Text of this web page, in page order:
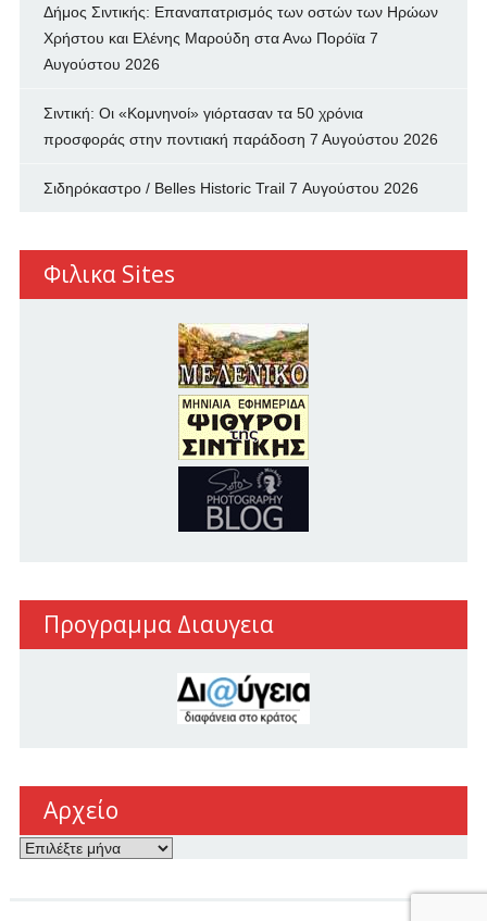
Δήμος Σιντικής: Επαναπατρισμός των oστών των Ηρώων
Χρήστου και Ελένης Μαρούδη στα Ανω Πορόϊα 7
Αυγούστου 2026
Σιντική: Οι «Κομνηνοί» γιόρτασαν τα 50 χρόνια
προσφοράς στην ποντιακή παράδοση 7 Αυγούστου 2026
Σιδηρόκαστρο / Belles Historic Trail 7 Αυγούστου 2026
Φιλικα Sites
Προγραμμα Διαυγεια
Αρχείο
Αρχείο